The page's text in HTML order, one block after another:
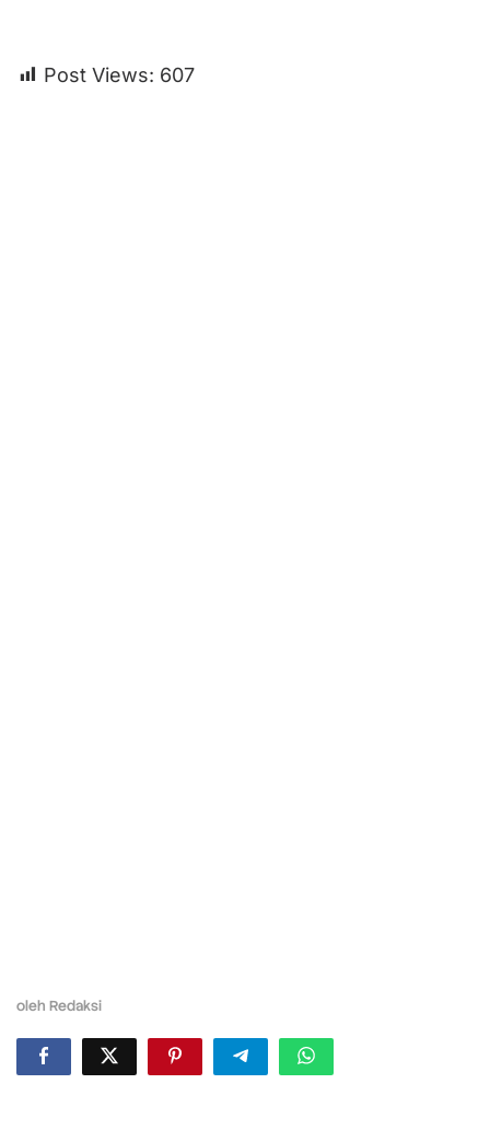
Post Views: 607
oleh Redaksi